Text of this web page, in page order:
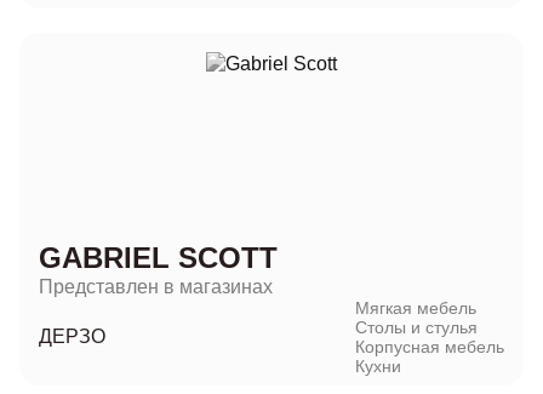
GABRIEL SCOTT
Представлен в магазинах
ДЕРЗО
Мягкая мебель
Столы и стулья
Корпусная мебель
Кухни